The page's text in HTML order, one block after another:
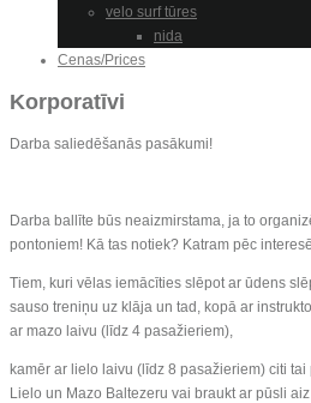
velo surf tūres
nida
Cenas/Prices
Korporatīvi
Darba saliedēšanās pasākumi!
Darba ballīte būs neaizmirstama, ja to
pontoniem! Kā tas notiek? Katram pēc
Tiem, kuri vēlas iemācīties slēpot ar ūdens
sauso treniņu uz klāja un tad, kopā ar
ar mazo laivu (līdz 4 pasažieriem),
kamēr ar lielo laivu (līdz 8 pasažieriem) citi
Lielo un Mazo Baltezeru vai braukt ar pūsli